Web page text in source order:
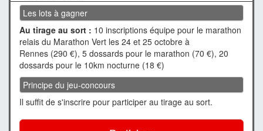
Les lots à gagner
Au tirage au sort : 10 inscriptions équipe pour le marathon
relais du Marathon Vert les 24 et 25 octobre à
Rennes (290 €), 5 dossards pour le marathon (70 €), 20
dossards pour le 10km nocturne (18 €)
Principe du jeu-concours
Il suffit de s'inscrire pour participer au tirage au sort.